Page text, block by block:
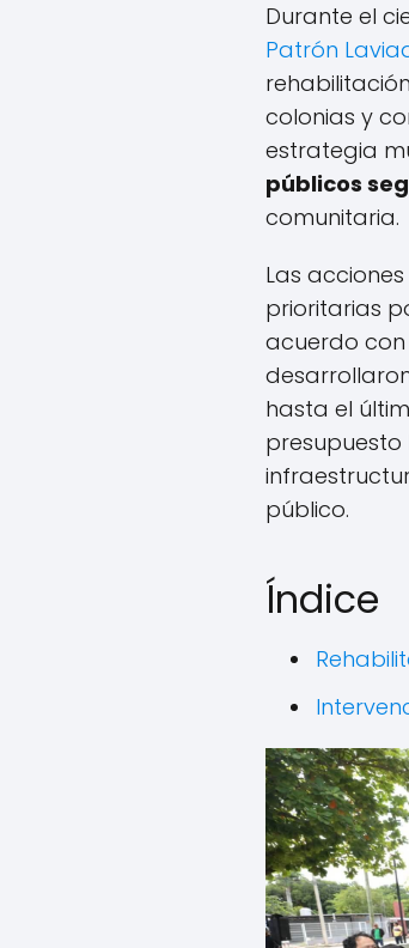
Durante el
Patrón
colonias y
estrategia
públicos
comunitaria.
Las
prioritarias
acuerdo con
hasta el
público.
Índice